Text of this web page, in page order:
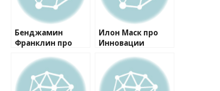
Бенджамин
Франклин про
ование
Илон Маск про
Инновации